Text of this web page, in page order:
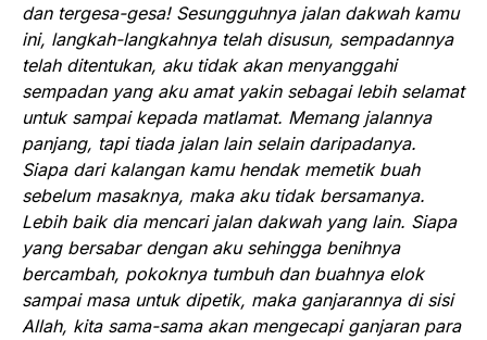
dan tergesa-gesa! Sesungguhnya jalan dakwah kamu
ini, langkah-langkahnya telah disusun, sempadannya
telah ditentukan, aku tidak akan menyanggahi
sempadan yang aku amat yakin sebagai lebih selamat
untuk sampai kepada matlamat. Memang jalannya
panjang, tapi tiada jalan lain selain daripadanya.
Siapa dari kalangan kamu hendak memetik buah
sebelum masaknya, maka aku tidak bersamanya.
Lebih baik dia mencari jalan dakwah yang lain. Siapa
yang bersabar dengan aku sehingga benihnya
bercambah, pokoknya tumbuh dan buahnya elok
sampai masa untuk dipetik, maka ganjarannya di sisi
Allah, kita sama-sama akan mengecapi ganjaran para